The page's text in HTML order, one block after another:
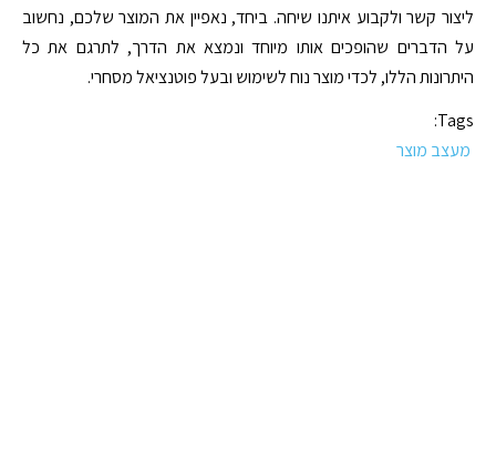
ליצור קשר ולקבוע איתנו שיחה. ביחד, נאפיין את המוצר שלכם, נחשוב
על הדברים שהופכים אותו מיוחד ונמצא את הדרך, לתרגם את כל
היתרונות הללו, לכדי מוצר נוח לשימוש ובעל פוטנציאל מסחרי.
Tags:
מעצב מוצר